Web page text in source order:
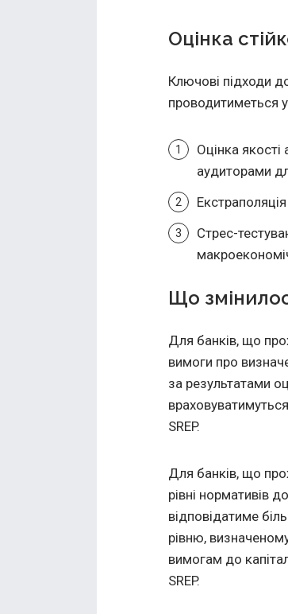
Оцінка
Ключові підходи
проводитиметься
Оцінка
аудиторами
Стрес-
Що
Для банків, що
вимоги про
за результатами
SREP.
Для банків, що
рівні нормативів
відповідатиме
рівню,
вимогам до
SREP.